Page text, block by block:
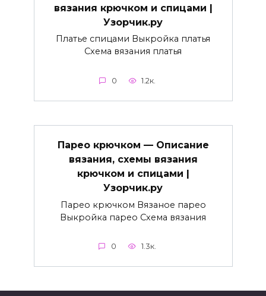
вязания крючком и спицами |
Узорчик.ру
Платье спицами Выкройка платья
Схема вязания платья
0 1.2к.
Парео крючком — Описание
вязания, схемы вязания
крючком и спицами |
Узорчик.ру
Парео крючком Вязаное парео
Выкройка парео Схема вязания
0 1.3к.